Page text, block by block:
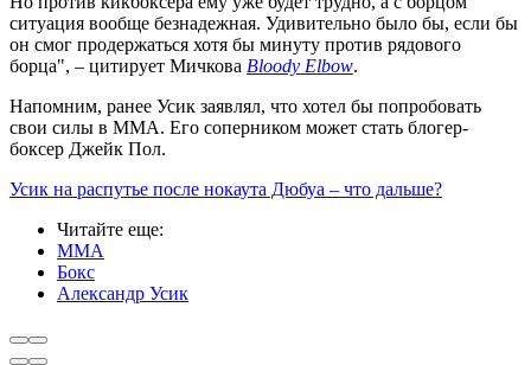
ситуация вообще безнадежная. Удивительно было бы, если бы
он смог продержаться хотя бы минуту против рядового
борца", – цитирует Мичкова Bloody Elbow.
Напомним, ранее Усик заявлял, что хотел бы попробовать
свои силы в ММА. Его соперником может стать блогер-
боксер Джейк Пол.
Усик на распутье после нокаута Дюбуа – что дальше?
Читайте еще:
ММА
Бокс
Александр Усик